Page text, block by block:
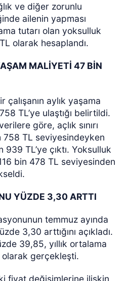
ve diğer zorunlu
ailenin yapması
tutarı olan yoksulluk
olarak hesaplandı.
MALİYETİ 47 BİN
aylık yaşama
TL’ye ulaştığı belirtildi.
göre, açlık sınırı
758 TL seviyesindeyken
TL’ye çıktı. Yoksulluk
bin 478 TL seviyesinden
YÜZDE 3,30 ARTTI
temmuz ayında
3,30 arttığını açıkladı.
39,85, yıllık ortalama
gerçekleşti.
fiyat değişimlerine ilişkin